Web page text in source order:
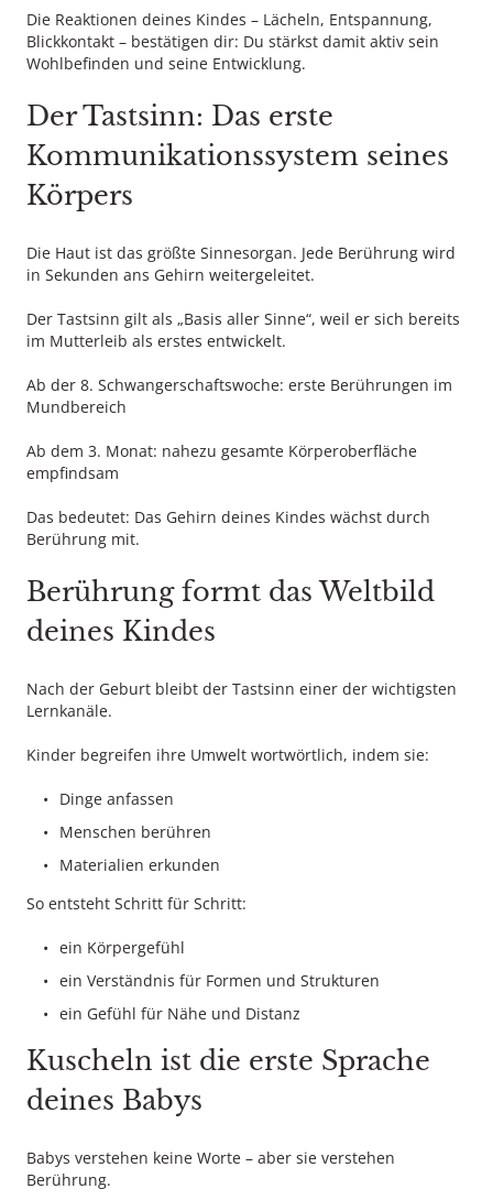
Die Reaktionen deines Kindes – Lächeln, Entspannung,
Blickkontakt – bestätigen dir: Du stärkst damit aktiv sein
Wohlbefinden und seine Entwicklung.
Der Tastsinn: Das erste
Kommunikationssystem seines
Körpers
Die Haut ist das größte Sinnesorgan. Jede Berührung wird
in Sekunden ans Gehirn weitergeleitet.
Der Tastsinn gilt als „Basis aller Sinne“, weil er sich bereits
im Mutterleib als erstes entwickelt.
Ab der 8. Schwangerschaftswoche: erste Berührungen im
Mundbereich
Ab dem 3. Monat: nahezu gesamte Körperoberfläche
empfindsam
Das bedeutet: Das Gehirn deines Kindes wächst durch
Berührung mit.
Berührung formt das Weltbild
deines Kindes
Nach der Geburt bleibt der Tastsinn einer der wichtigsten
Lernkanäle.
Kinder begreifen ihre Umwelt wortwörtlich, indem sie:
Dinge anfassen
Menschen berühren
Materialien erkunden
So entsteht Schritt für Schritt:
ein Körpergefühl
ein Verständnis für Formen und Strukturen
ein Gefühl für Nähe und Distanz
Kuscheln ist die erste Sprache
deines Babys
Babys verstehen keine Worte – aber sie verstehen
Berührung.